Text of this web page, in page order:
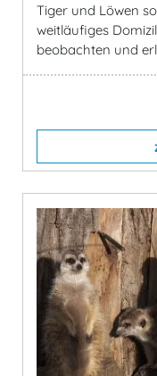
Tiger und Löwen
weitläufiges
beobachten und